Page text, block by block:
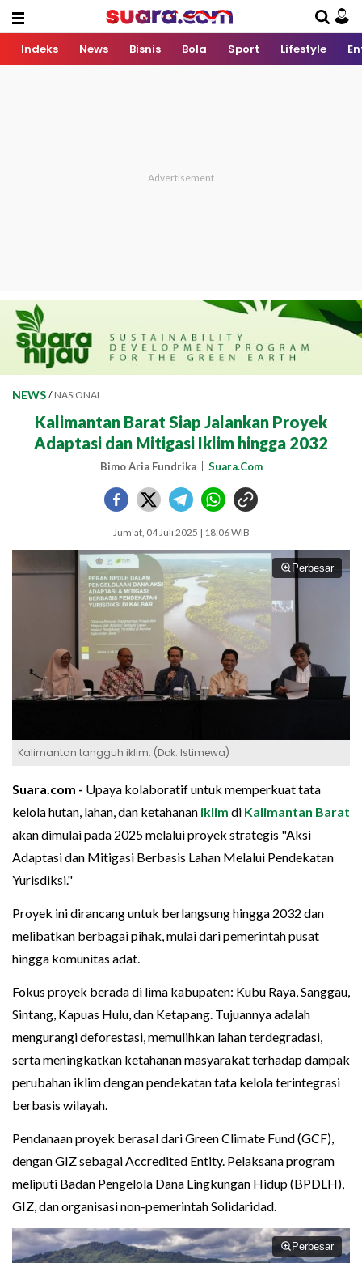
Indeks News Bisnis Bola Sport Lifestyle
NEWS / NASIONAL
Kalimantan Barat Siap Jalankan Proyek
Adaptasi dan Mitigasi Iklim hingga 2032
Bimo Aria Fundrika Suara.Com
Jum'at, 04 Juli 2025 | 18:06 WIB
Perbesar
Kalimantan tangguh iklim. (Dok. Istimewa)
Suara.com - Upaya kolaboratif untuk memperkuat tata
kelola hutan, lahan, dan ketahanan iklim di Kalimantan Barat
akan dimulai pada 2025 melalui proyek strategis "Aksi
Adaptasi dan Mitigasi Berbasis Lahan Melalui Pendekatan
Yurisdiksi."
Proyek ini dirancang untuk berlangsung hingga 2032 dan
melibatkan berbagai pihak, mulai dari pemerintah pusat
hingga komunitas adat.
Fokus proyek berada di lima kabupaten: Kubu Raya, Sanggau,
Sintang, Kapuas Hulu, dan Ketapang. Tujuannya adalah
mengurangi deforestasi, memulihkan lahan terdegradasi,
serta meningkatkan ketahanan masyarakat terhadap dampak
perubahan iklim dengan pendekatan tata kelola terintegrasi
berbasis wilayah.
Pendanaan proyek berasal dari Green Climate Fund (GCF),
dengan GIZ sebagai Accredited Entity. Pelaksana program
meliputi Badan Pengelola Dana Lingkungan Hidup (BPDLH),
GIZ, dan organisasi non-pemerintah Solidaridad.
Perbesar